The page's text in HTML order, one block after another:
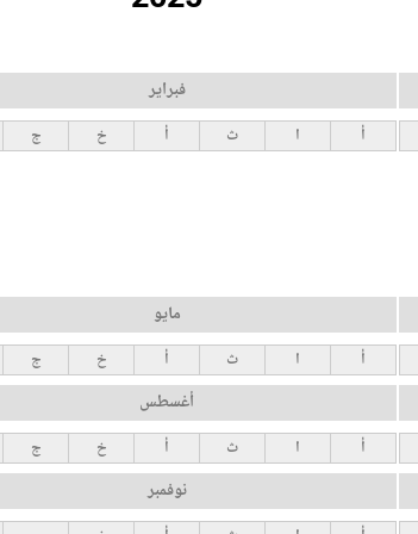
فبراير
أ ا ث أ خ ج
مايو
أ ا ث أ خ ج
أغسطس
أ ا ث أ خ ج
نوفمبر